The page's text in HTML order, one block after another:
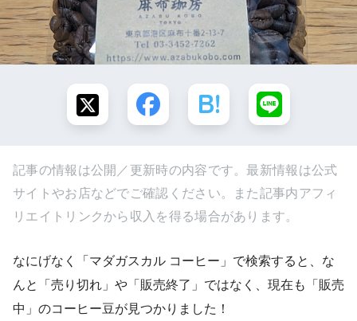
記事の情報は公開／更新時の内容です。最新情報は公式
サイトやお店などでご確認ください。また記事内アフィ
リエイトリンクから収入を得る場合があります。
なにげなく「マダガスカル コーヒー」で検索すると、な
んと「売り切れ」や「販売終了」ではなく、現在も「販売
中」のコーヒー豆が見つかりました！